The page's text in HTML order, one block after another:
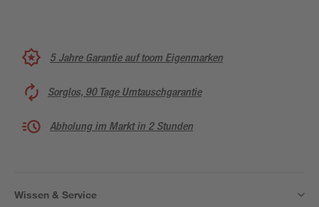
5 Jahre Garantie auf toom Eigenmarken
Sorglos, 90 Tage Umtauschgarantie
Abholung im Markt in 2 Stunden
Wissen & Service